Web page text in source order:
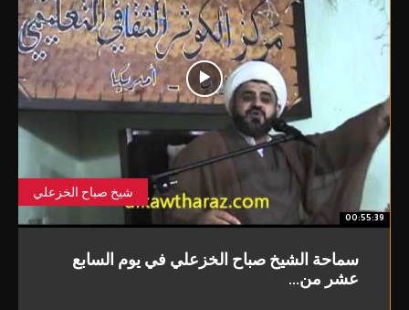
شيخ صباح الخزعلي
00:55:39
سماحة الشيخ صباح الخزعلي في يوم السابع
عشر من...